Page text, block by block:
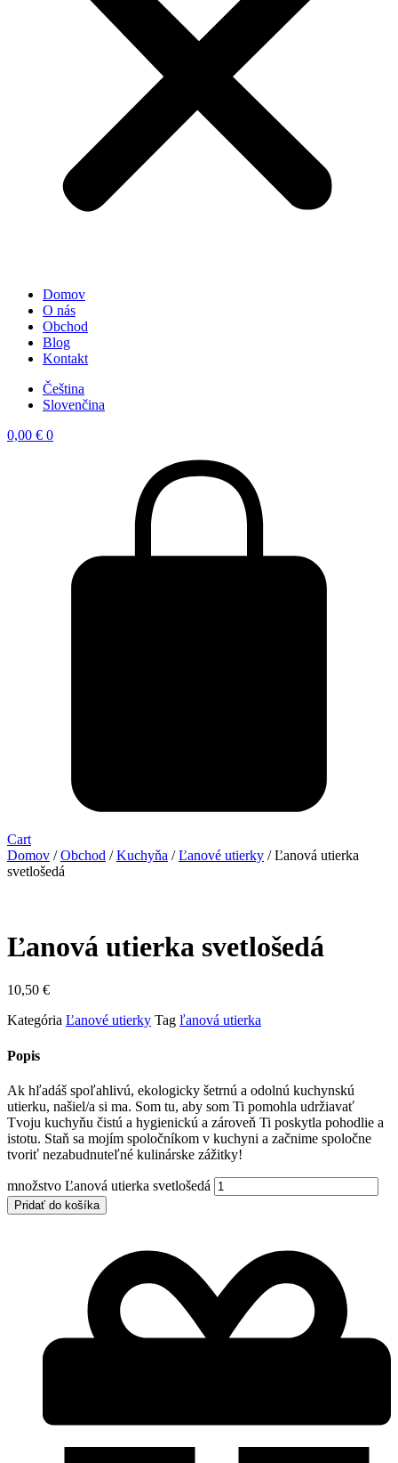
Domov
O nás
Obchod
Blog
Kontakt
Čeština
Slovenčina
0,00 € 0
Cart
Domov /Obchod /Kuchyňa /Ľanové utierky / Ľanová utierka
svetlošedá
Ľanová utierka svetlošedá
10,50 €
Kategória Ľanové utierky Tag ľanová utierka
Popis
Ak hľadáš spoľahlivú, ekologicky šetrnú a odolnú kuchynskú
utierku, našiel/a si ma. Som tu, aby som Ti pomohla udržiavať
Tvoju kuchyňu čistú a hygienickú a zároveň Ti poskytla pohodlie a
istotu. Staň sa mojím spoločníkom v kuchyni a začnime spoločne
tvoriť nezabudnuteľné kulinárske zážitky!
množstvo Ľanová utierka svetlošedá
Pridať do košíka